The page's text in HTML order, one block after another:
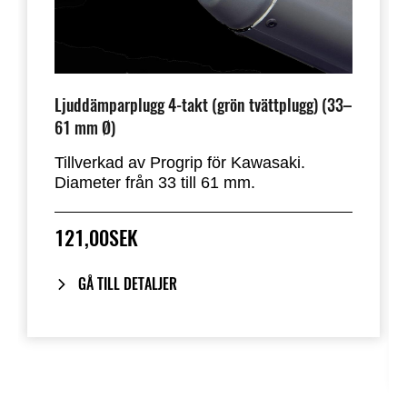
Ljuddämparplugg 4-takt (grön tvättplugg) (33–
61 mm Ø)
Tillverkad av Progrip för Kawasaki.
Diameter från 33 till 61 mm.
121,00SEK
GÅ TILL DETALJER